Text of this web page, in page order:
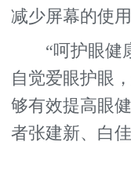
减少屏幕的使用
“呵护眼健康
自觉爱眼护眼
够有效提高眼
者张建新、白佳